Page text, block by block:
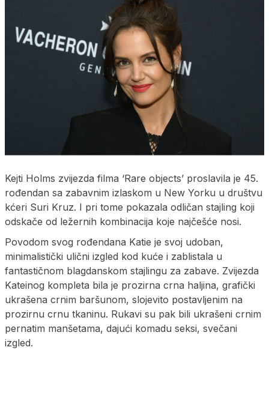
Kejti Holms zvijezda filma ‘Rare objects’ proslavila je 45.
rođendan sa zabavnim izlaskom u New Yorku u društvu
kćeri Suri Kruz. I pri tome pokazala odličan stajling koji
odskače od ležernih kombinacija koje najčešće nosi.
Povodom svog rođendana Katie je svoj udoban,
minimalistički ulični izgled kod kuće i zablistala u
fantastičnom blagdanskom stajlingu za zabave. Zvijezda
Kateinog kompleta bila je prozirna crna haljina, grafički
ukrašena crnim baršunom, slojevito postavljenim na
prozirnu crnu tkaninu. Rukavi su pak bili ukrašeni crnim
pernatim manšetama, dajući komadu seksi, svečani
izgled.